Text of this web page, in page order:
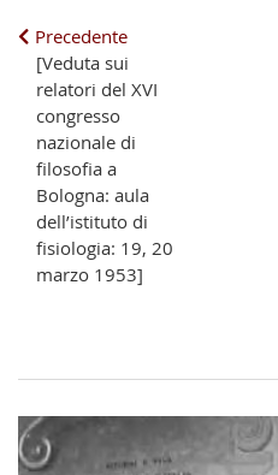
Precedente
[Veduta sui
relatori del XVI
congresso
nazionale di
filosofia a
Bologna: aula
dell’istituto di
fisiologia: 19, 20
marzo 1953]